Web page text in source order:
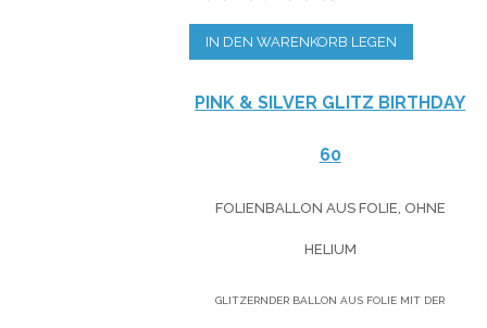
IN DEN WARENKORB LEGEN
PINK & SILVER GLITZ BIRTHDAY
60
FOLIENBALLON AUS FOLIE, OHNE
HELIUM
GLITZERNDER BALLON AUS FOLIE MIT DER